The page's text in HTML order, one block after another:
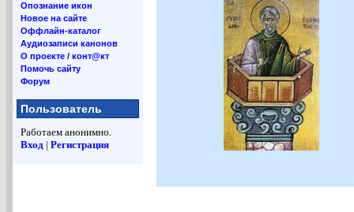
Опознание икон
Новое на сайте
Оффлайн-каталог
Аудиозаписи канонов
О проекте / конт@кт
Помочь сайту
Форум
Пользователь
Работаем анонимно.
Вход | Регистрация